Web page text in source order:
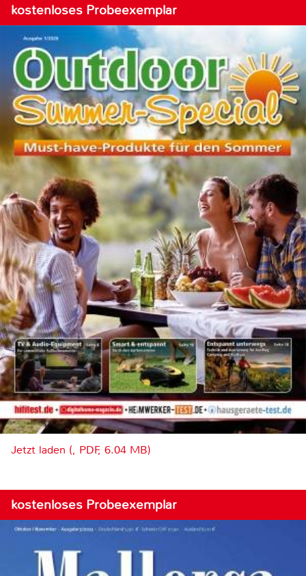
kostenloses Probeexemplar
Jetzt laden (, PDF, 6.04 MB)
kostenloses Probeexemplar